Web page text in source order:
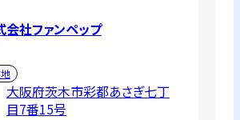
会社ファンペップ
大阪府茨木市彩都あさぎ七丁
目7番15号